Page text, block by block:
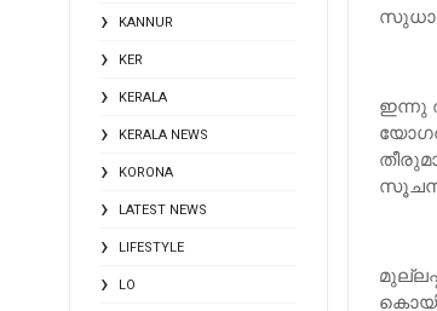
KANNUR
KER
KERALA
KERALA NEWS
KORONA
LATEST NEWS
LIFESTYLE
LO
ഇന്നു